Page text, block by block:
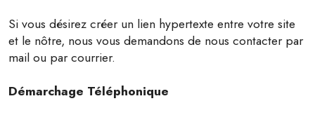
Si vous désirez créer un lien hypertexte entre votre site
et le nôtre, nous vous demandons de nous contacter par
mail ou par courrier.
Démarchage Téléphonique